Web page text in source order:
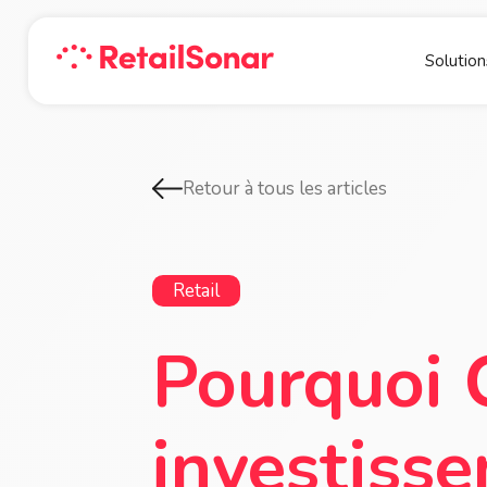
Retour à tous les articles
Retail
Pourquoi